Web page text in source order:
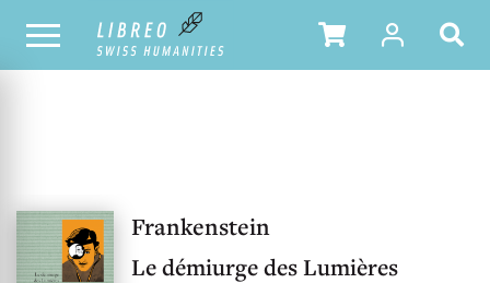
OUR CATALOGUE TABLE OF CONTENTS
Frankenstein
Le démiurge des Lumières